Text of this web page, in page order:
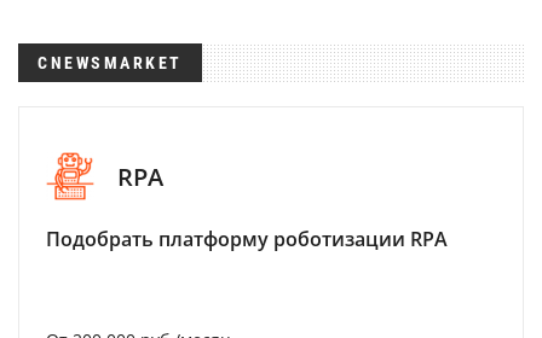
CNEWSMARKET
RPA
Подобрать платформу роботизации RPA